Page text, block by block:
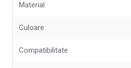
Material
Culoare
Compatibilitate